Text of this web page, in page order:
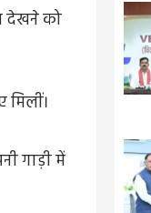
देखने को
गाड़ी में